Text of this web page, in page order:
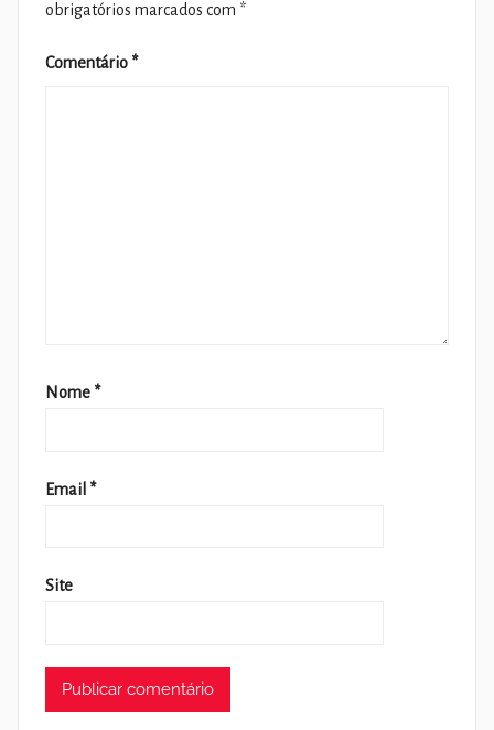
obrigatórios marcados com *
Comentário *
Nome *
Email *
Site